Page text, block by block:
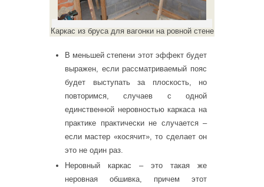
Каркас из бруса для вагонки на ровной стене
В меньшей степени этот эффект будет
выражен, если рассматриваемый пояс
будет выступать за плоскость, но
повторимся, случаев с одной
единственной неровностью каркаса на
практике практически не случается –
если мастер «косячит», то сделает он
это не один раз.
Неровный каркас – это такая же
неровная обшивка, причем этот